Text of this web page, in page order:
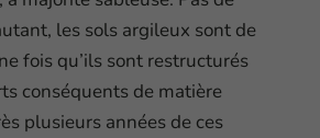
les sols argileux sont de
fois qu’ils sont restructurés
conséquents de matière
plusieurs années de ces